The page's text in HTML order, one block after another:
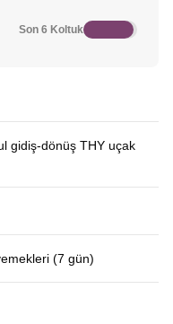
Son 6 Koltuk
gidiş-dönüş THY uçak
(7 gün)